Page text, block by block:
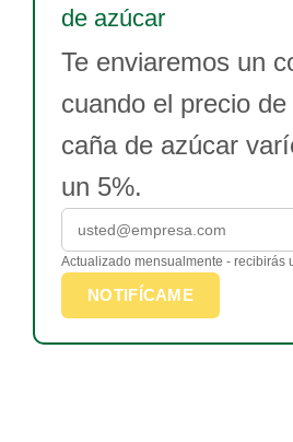
de azúcar
Te enviaremos un
cuando el precio
caña de azúcar
un 5%.
Actualizado mensualmente - recibirás
NOTIFÍCAME